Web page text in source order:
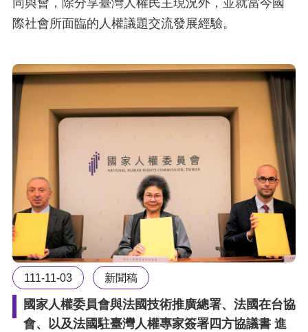
際社會所面臨的人權議題交流發展經驗。
111-11-03 新聞稿
國家人權委員會與法國技術推廣總署、法國在台協
會、以及法國駐臺灣人權專家簽署四方協議書 進